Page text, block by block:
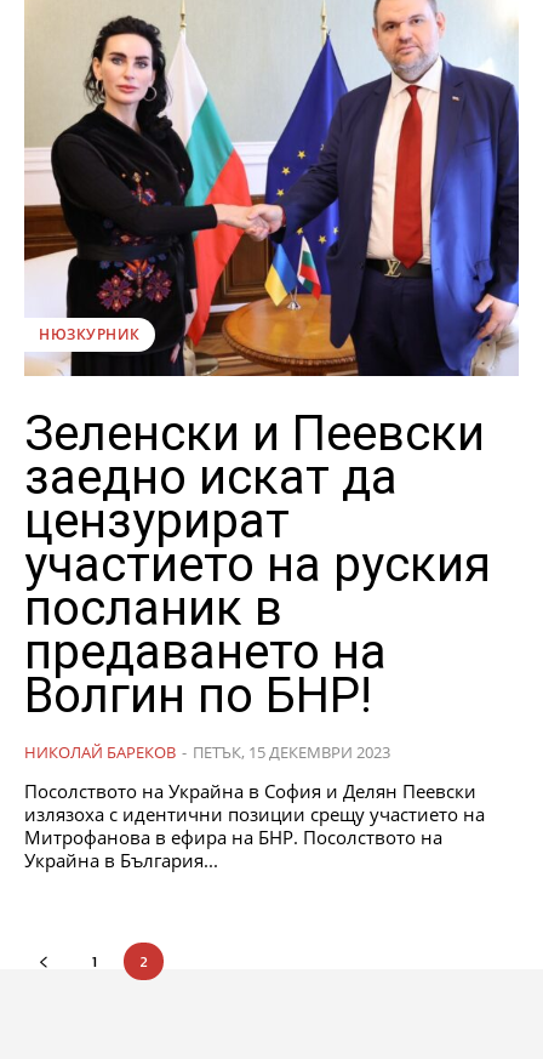
НЮЗКУРНИК
Зеленски и Пеевски
заедно искат да
цензурират
участието на руския
посланик в
предаването на
Волгин по БНР!
НИКОЛАЙ БАРЕКОВ - ПЕТЪК, 15 ДЕКЕМВРИ 2023
Посолството на Украйна в София и Делян Пеевски
излязоха с идентични позиции срещу участието на
Митрофанова в ефира на БНР. Посолството на
Украйна в България...
1 2